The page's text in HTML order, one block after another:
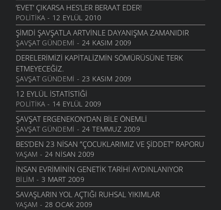
’EVET’ ÇIKARSA HES’LER BERAAT EDER!
POLITIKA- 12 EYLÜL 2010
ŞIMDI ŞAVŞATLA ARTVINLE DAYANIŞMA ZAMANIDIR
ŞAVŞAT GÜNDEMI - 24 KASIM 2009
DERELERIMIZI KAPITALIZMIN SÖMÜRÜSÜNE TERK
ETMEYECEĞIZ.
ŞAVŞAT GÜNDEMI - 23 KASIM 2009
12 EYLÜL İSTATISTIĞI
POLITIKA- 14 EYLÜL 2009
ŞAVŞAT ERGENEKON’DAN BILE ÖNEMLI
ŞAVŞAT GÜNDEMI - 24 TEMMUZ 2009
BES’DEN 23 NISAN ”ÇOCUKLARIMIZ VE ŞIDDET” RAPORU
YAŞAM - 24 NISAN 2009
İNSAN EVRIMININ GENETIK TARIHI AYDINLANIYOR
BILIM - 3 MART 2009
SAVAŞLARIN YOL AÇTIĞI RUHSAL YIKIMLAR
YAŞAM - 28 OCAK 2009